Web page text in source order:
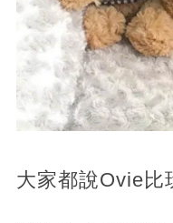
大家都說Ovie比